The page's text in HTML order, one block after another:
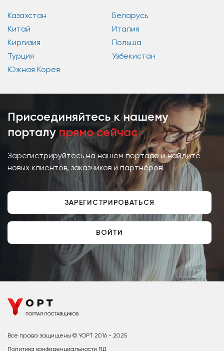
Казахстан
Беларусь
Китай
Италия
Киргизия
Польша
Турция
Узбекистан
Южная Корея
Присоединяйтесь к нашему
порталу прямо сейчас
Зарегистрируйтесь на нашем портале и найдите
новых клиентов, заказчиков и партнёров!
ЗАРЕГИСТРИРОВАТЬСЯ
ВОЙТИ
Все права защищены © YOPT 2016 - 2025
Политика конфиденциальности ПД